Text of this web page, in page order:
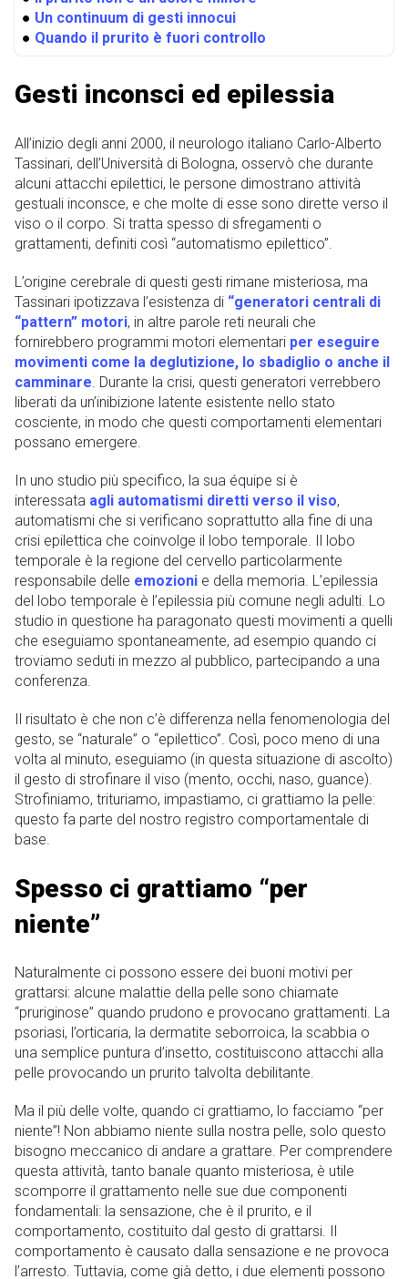
● Un continuum di gesti innocui
● Quando il prurito è fuori controllo
Gesti inconsci ed epilessia
All’inizio degli anni 2000, il neurologo italiano Carlo-Alberto
Tassinari, dell’Università di Bologna, osservò che durante
alcuni attacchi epilettici, le persone dimostrano attività
gestuali inconsce, e che molte di esse sono dirette verso il
viso o il corpo. Si tratta spesso di sfregamenti o
grattamenti, definiti così “automatismo epilettico”.
L’origine cerebrale di questi gesti rimane misteriosa, ma
Tassinari ipotizzava l’esistenza di “generatori centrali di
“pattern” motori, in altre parole reti neurali che
fornirebbero programmi motori elementari per eseguire
movimenti come la deglutizione, lo sbadiglio o anche il
camminare . Durante la crisi, questi generatori verrebbero
liberati da un’inibizione latente esistente nello stato
cosciente, in modo che questi comportamenti elementari
possano emergere.
In uno studio più specifico, la sua équipe si è
interessata agli automatismi diretti verso il viso,
automatismi che si verificano soprattutto alla fine di una
crisi epilettica che coinvolge il lobo temporale. Il lobo
temporale è la regione del cervello particolarmente
responsabile delle emozioni e della memoria. L’epilessia
del lobo temporale è l’epilessia più comune negli adulti. Lo
studio in questione ha paragonato questi movimenti a quelli
che eseguiamo spontaneamente, ad esempio quando ci
troviamo seduti in mezzo al pubblico, partecipando a una
conferenza.
Il risultato è che non c’è differenza nella fenomenologia del
gesto, se “naturale” o “epilettico”. Così, poco meno di una
volta al minuto, eseguiamo (in questa situazione di ascolto)
il gesto di strofinare il viso (mento, occhi, naso, guance).
Strofiniamo, trituriamo, impastiamo, ci grattiamo la pelle:
questo fa parte del nostro registro comportamentale di
base.
Spesso ci grattiamo “per
niente”
Naturalmente ci possono essere dei buoni motivi per
grattarsi: alcune malattie della pelle sono chiamate
“pruriginose” quando prudono e provocano grattamenti. La
psoriasi, l’orticaria, la dermatite seborroica, la scabbia o
una semplice puntura d’insetto, costituiscono attacchi alla
pelle provocando un prurito talvolta debilitante.
Ma il più delle volte, quando ci grattiamo, lo facciamo “per
niente”! Non abbiamo niente sulla nostra pelle, solo questo
bisogno meccanico di andare a grattare. Per comprendere
questa attività, tanto banale quanto misteriosa, è utile
scomporre il grattamento nelle sue due componenti
fondamentali: la sensazione, che è il prurito, e il
comportamento, costituito dal gesto di grattarsi. Il
comportamento è causato dalla sensazione e ne provoca
l’arresto. Tuttavia, come già detto, i due elementi possono